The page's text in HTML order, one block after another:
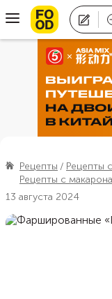
Рецепты
Рецепты
Рецепты с
13 августа 2024